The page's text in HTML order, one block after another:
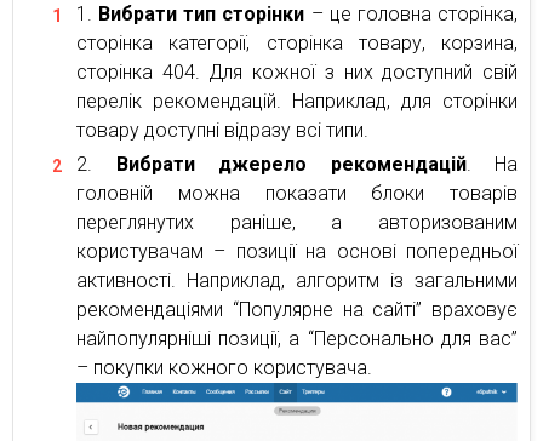
Вибрати тип сторінки – це головна сторінка,
сторінка категорії, сторінка товару, корзина,
сторінка 404. Для кожної з них доступний свій
перелік рекомендацій. Наприклад, для сторінки
товару доступні відразу всі типи.
Вибрати джерело рекомендацій. На
головній можна показати блоки товарів
переглянутих раніше, а авторизованим
користувачам – позиції на основі попередньої
активності. Наприклад, алгоритм із загальними
рекомендаціями “Популярне на сайті” враховує
найпопулярніші позиції, а “Персонально для вас”
– покупки кожного користувача.